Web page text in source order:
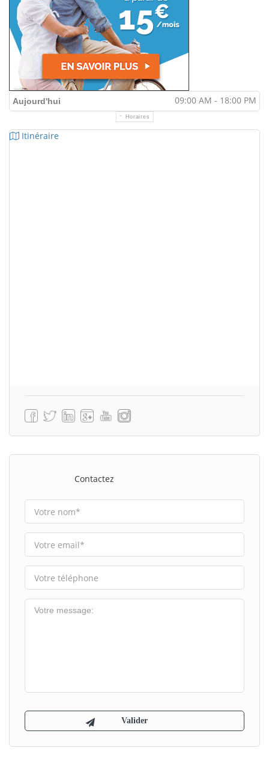
Aujourd'hui 09:00 AM - 18:00 PM
Horaires
Itinéraire
Contactez